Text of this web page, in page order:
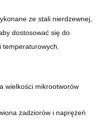
ze stali nierdzewnej,
dostosować się do
wielkości mikrootworów
zadziorów i naprężeń